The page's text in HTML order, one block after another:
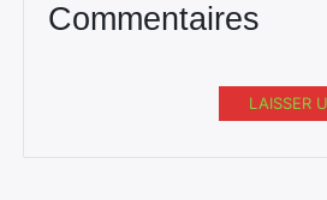
Commentaires
LAISSER